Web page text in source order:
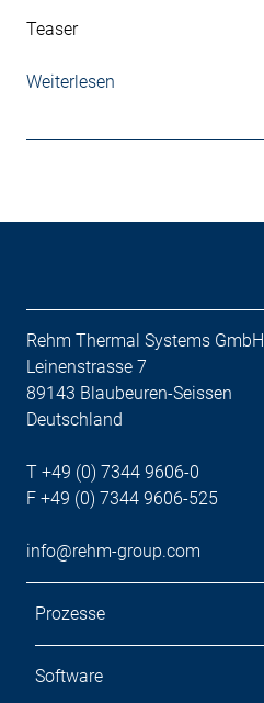
Teaser
Weiterlesen
Rehm Thermal Systems GmbH
Leinenstrasse 7
89143 Blaubeuren-Seissen
Deutschland
T +49 (0) 7344 9606-0
F +49 (0) 7344 9606-525
info@rehm-group.com
Prozesse
Software